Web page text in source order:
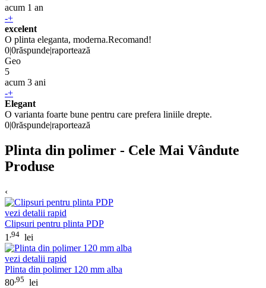
acum 1 an
-+
excelent
O plinta eleganta, moderna.Recomand!
00răspunderaportează
Geo
5
acum 3 ani
-+
Elegant
O varianta foarte bune pentru care prefera liniile drepte.
00răspunderaportează
Plinta din polimer - Cele Mai Vândute
Produse
‹
vezi detalii rapid
Clipsuri pentru plinta PDP
1 ,94 lei
vezi detalii rapid
Plinta din polimer 120 mm alba
80 ,95 lei